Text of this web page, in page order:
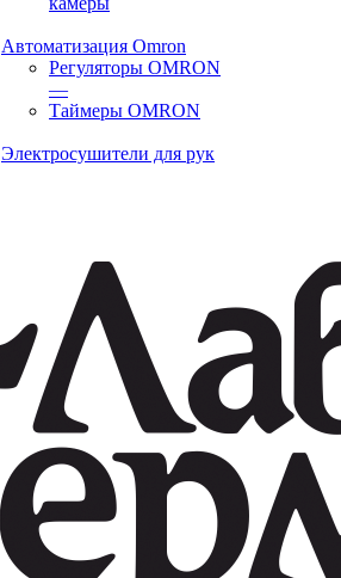
Автоматизация Omron
Регуляторы OMRON
—
Таймеры OMRON
Электросушители для рук